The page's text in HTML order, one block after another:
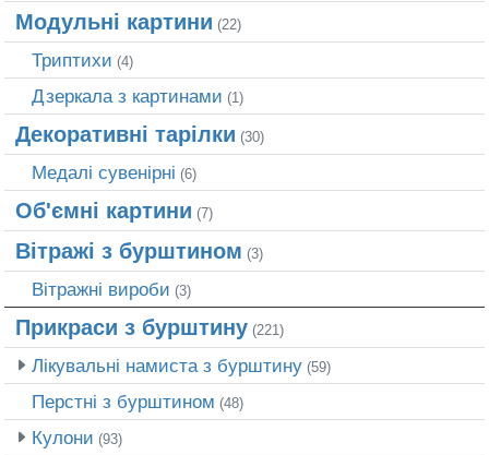
Модульні картини (22)
Триптихи (4)
Дзеркала з картинами (1)
Декоративні тарілки (30)
Медалі сувенірні (6)
Об'ємні картини (7)
Вітражі з бурштином (3)
Вітражні вироби (3)
Прикраси з бурштину (221)
Лікувальні намиста з бурштину (59)
Перстні з бурштином (48)
Кулони (93)